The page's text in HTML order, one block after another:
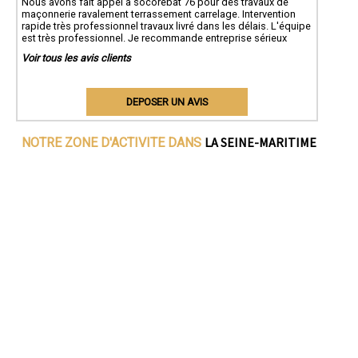
maçonnerie ravalement terrassement carrelage. Intervention
rapide très professionnel travaux livré dans les délais. L'équipe
est très professionnel. Je recommande entreprise sérieux
Voir tous les avis clients
DEPOSER UN AVIS
NOTRE ZONE D'ACTIVITE DANS LA SEINE-MARITIME